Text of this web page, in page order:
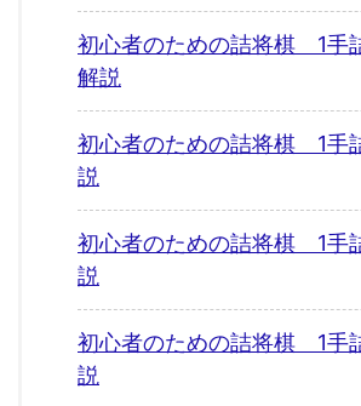
初心者のための詰将棋 1
解説
初心者のための詰将棋 1
説
初心者のための詰将棋 1
説
初心者のための詰将棋 1
説